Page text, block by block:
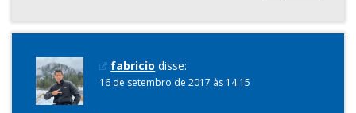
fabricio disse:
16 de setembro de 2017 às 14:15